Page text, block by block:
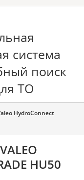
система
поиск
ТО
HydroConnect
HU50